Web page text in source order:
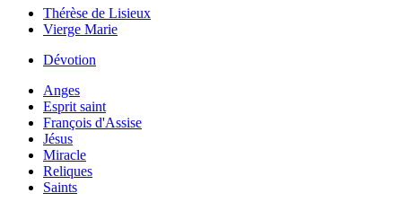
Thérèse de Lisieux
Vierge Marie
Dévotion
Anges
Esprit saint
François d'Assise
Jésus
Miracle
Reliques
Saints